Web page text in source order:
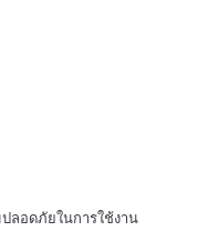
ลอดภัยในการใช้งาน